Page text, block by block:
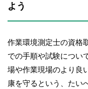
よう
作業環境測定士の資格
での手順や試験につい
場や作業現場のより良
康を守るという、たい